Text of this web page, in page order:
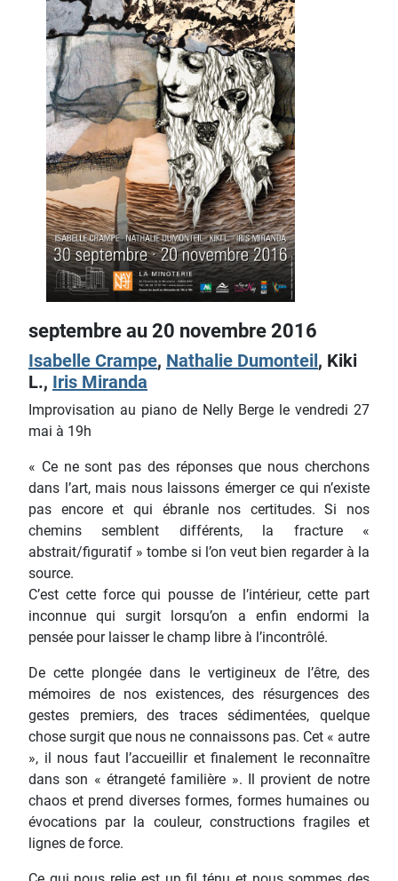
septembre au 20 novembre 2016
Isabelle Crampe, Nathalie Dumonteil, Kiki
L., Iris Miranda
Improvisation au piano de Nelly Berge le vendredi 27
mai à 19h
« Ce ne sont pas des réponses que nous cherchons
dans l’art, mais nous laissons émerger ce qui n’existe
pas encore et qui ébranle nos certitudes. Si nos
chemins semblent différents, la fracture «
abstrait/figuratif » tombe si l’on veut bien regarder à la
source.
C’est cette force qui pousse de l’intérieur, cette part
inconnue qui surgit lorsqu’on a enfin endormi la
pensée pour laisser le champ libre à l’incontrôlé.
De cette plongée dans le vertigineux de l’être, des
mémoires de nos existences, des résurgences des
gestes premiers, des traces sédimentées, quelque
chose surgit que nous ne connaissons pas. Cet « autre
», il nous faut l’accueillir et finalement le reconnaître
dans son « étrangeté familière ». Il provient de notre
chaos et prend diverses formes, formes humaines ou
évocations par la couleur, constructions fragiles et
lignes de force.